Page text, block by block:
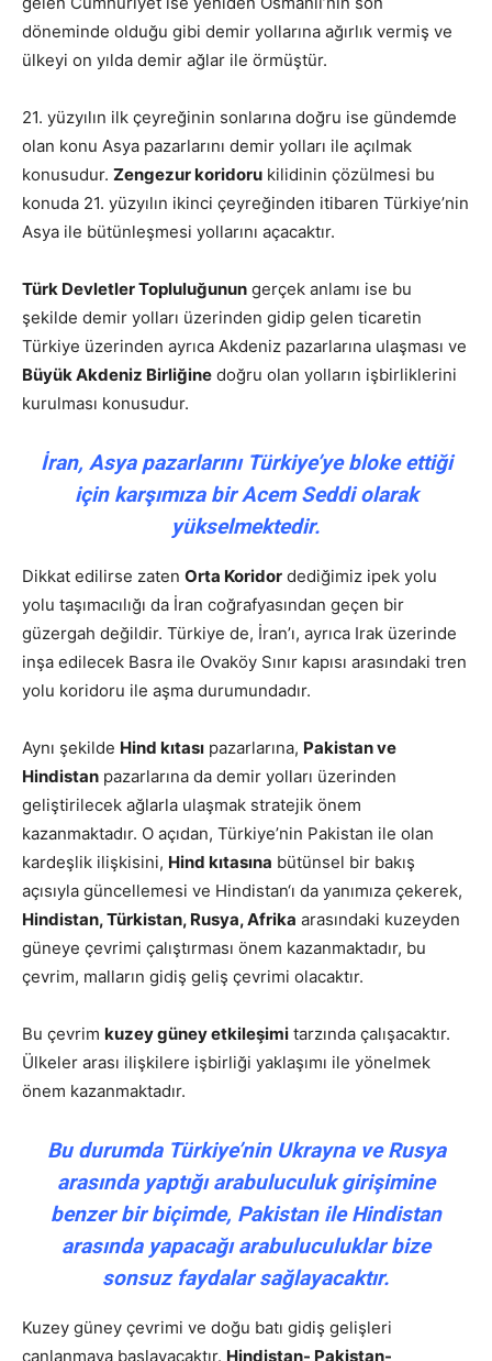
döneminde olduğu gibi demir yollarına ağırlık vermiş ve
ülkeyi on yılda demir ağlar ile örmüştür.
21. yüzyılın ilk çeyreğinin sonlarına doğru ise gündemde
olan konu Asya pazarlarını demir yolları ile açılmak
konusudur. Zengezur koridoru kilidinin çözülmesi bu
konuda 21. yüzyılın ikinci çeyreğinden itibaren Türkiye’nin
Asya ile bütünleşmesi yollarını açacaktır.
Türk Devletler Topluluğunun gerçek anlamı ise bu
şekilde demir yolları üzerinden gidip gelen ticaretin
Türkiye üzerinden ayrıca Akdeniz pazarlarına ulaşması ve
Büyük Akdeniz Birliğine doğru olan yolların işbirliklerini
kurulması konusudur.
İran, Asya pazarlarını Türkiye’ye bloke ettiği
için karşımıza bir Acem Seddi olarak
yükselmektedir.
Dikkat edilirse zaten Orta Koridor dediğimiz ipek yolu
yolu taşımacılığı da İran coğrafyasından geçen bir
güzergah değildir. Türkiye de, İran’ı, ayrıca Irak üzerinde
inşa edilecek Basra ile Ovaköy Sınır kapısı arasındaki tren
yolu koridoru ile aşma durumundadır.
Aynı şekilde Hind kıtası pazarlarına, Pakistan ve
Hindistan pazarlarına da demir yolları üzerinden
geliştirilecek ağlarla ulaşmak stratejik önem
kazanmaktadır. O açıdan, Türkiye’nin Pakistan ile olan
kardeşlik ilişkisini, Hind kıtasına bütünsel bir bakış
açısıyla güncellemesi ve Hindistan‘ı da yanımıza çekerek,
Hindistan, Türkistan, Rusya, Afrika arasındaki kuzeyden
güneye çevrimi çalıştırması önem kazanmaktadır, bu
çevrim, malların gidiş geliş çevrimi olacaktır.
Bu çevrim kuzey güney etkileşimi tarzında çalışacaktır.
Ülkeler arası ilişkilere işbirliği yaklaşımı ile yönelmek
önem kazanmaktadır.
Bu durumda Türkiye’nin Ukrayna ve Rusya
arasında yaptığı arabuluculuk girişimine
benzer bir biçimde, Pakistan ile Hindistan
arasında yapacağı arabuluculuklar bize
sonsuz faydalar sağlayacaktır.
Kuzey güney çevrimi ve doğu batı gidiş gelişleri
canlanmaya başlayacaktır. Hindistan- Pakistan-